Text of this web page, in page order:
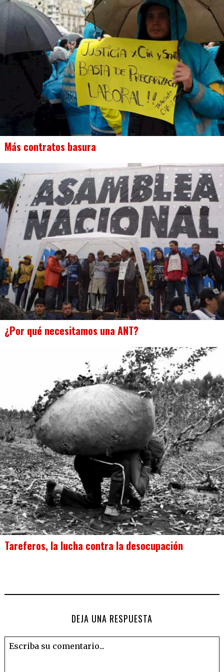
Más contratos basura
¿Por qué necesitamos una ANT?
Tareferos, la lucha contra la desocupación
DEJA UNA RESPUESTA